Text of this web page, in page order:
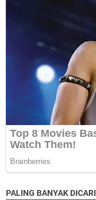
PALING BANYAK DICARI